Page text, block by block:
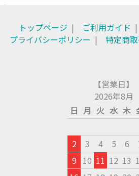
トップページ ご利用ガイド
プライバシーポリシー
特定商
【営業日】
2026年8月
日 月 火 水 木
2
3 4 5 6
9 10 11 12 13